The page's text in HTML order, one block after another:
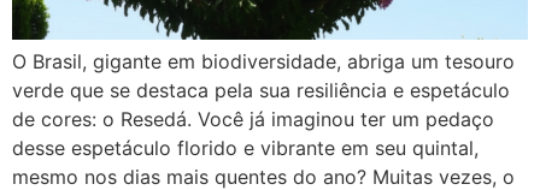
O Brasil, gigante em biodiversidade, abriga um tesouro
verde que se destaca pela sua resiliência e espetáculo
de cores: o Resedá. Você já imaginou ter um pedaço
desse espetáculo florido e vibrante em seu quintal,
mesmo nos dias mais quentes do ano? Muitas vezes, o